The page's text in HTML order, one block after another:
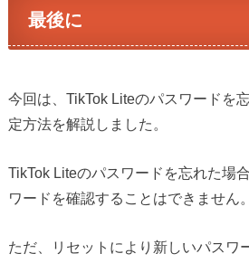
最後に
今回は、TikTok Liteのパスワードを
定方法を解説しました。
TikTok Liteのパスワードを忘れた場
ワードを確認することはできません。
ただ、リセットにより新しいパスワ